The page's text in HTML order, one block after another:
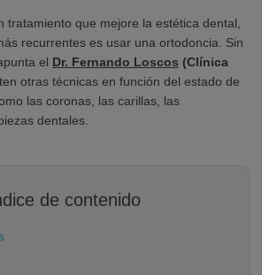
tratamiento que mejore la estética dental,
recurrentes es usar una ortodoncia. Sin
el Dr. Fernando Loscos (Clínica
otras técnicas en función del estado de
las coronas, las carillas, las
dentales.
de contenido